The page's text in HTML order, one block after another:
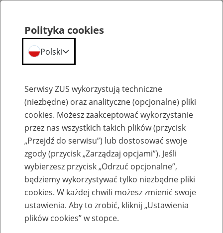
Konferencja naukowa „Świadomość ryzyka a ryzyko nieświadomości. Jak uczyć o
Program konferencji Kraków 4-5
kwietnia 2019 r.
Polityka cookies
Polski
Serwisy ZUS wykorzystują techniczne
(niezbędne) oraz analityczne (opcjonalne) pliki
cookies. Możesz zaakceptować wykorzystanie
przez nas wszystkich takich plików (przycisk
„Przejdź do serwisu”) lub dostosować swoje
zgody (przycisk „Zarządzaj opcjami”). Jeśli
wybierzesz przycisk „Odrzuć opcjonalne”,
będziemy wykorzystywać tylko niezbędne pliki
cookies. W każdej chwili możesz zmienić swoje
ustawienia. Aby to zrobić, kliknij „Ustawienia
plików cookies” w stopce.